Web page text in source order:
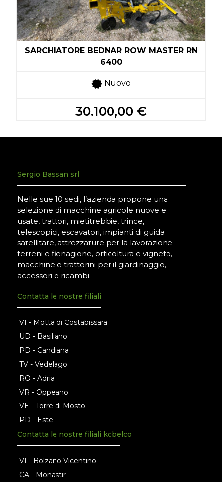
SARCHIATORE BEDNAR ROW MASTER RN
6400
Nuovo
30.100,00 €
Sergio Bassan srl
Nelle sue 10 sedi, l’azienda propone una
selezione di macchine agricole nuove e
usate, trattori, mietitrebbie, trince,
telescopici, escavatori, impianti di guida
satellitare, attrezzature per la lavorazione
terreni e fienagione, orticoltura e vigneto,
macchine e trattorini per il giardinaggio,
accessori e ricambi.
Contatta le nostre filiali
VI - Motta di Costabissara
UD - Basiliano
PD - Candiana
TV - Vedelago
RO - Adria
VR - Oppeano
VE - Torre di Mosto
PD - Este
Contatta le nostre filiali kobelco
VI - Bolzano Vicentino
CA - Monastir